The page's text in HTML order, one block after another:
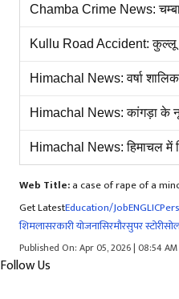
Chamba Crime News: चम्बा
Kullu Road Accident: कुल्लू के
Himachal News: वर्षा
Himachal News: कांगड़ा के
Himachal News: हिमाचल में
Web Title:a case of rape of a
Get LatestEducation/JobENGLIC
शिमलासरकारी योजनासिरमौरसुपर स्टोरी
Published On: Apr 05, 2026 | 08:54 AM
Follow Us